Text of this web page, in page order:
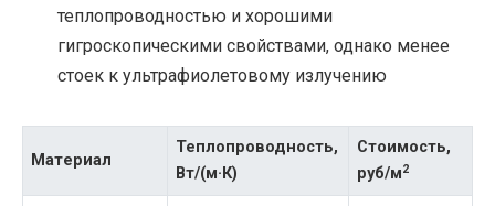
теплопроводностью и хорошими
гигроскопическими свойствами, однако менее
стоек к ультрафиолетовому излучению
Материал
Теплопроводность,
Вт/(м·К)
Стоимость,
руб/м2